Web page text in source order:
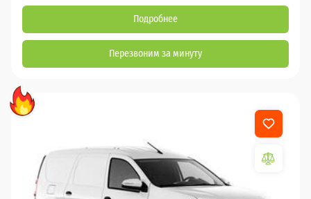
Подробнее
Перезвоним за минуту